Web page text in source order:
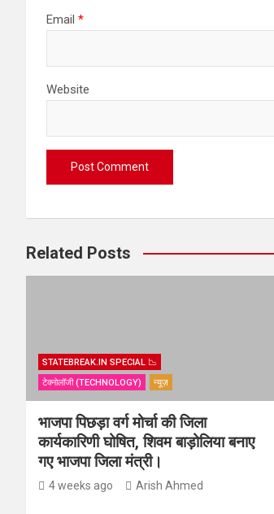
Email *
Website
Related Posts
STATEBREAK.IN SPECIAL 📉
टेक्नोलॉजी (TECHNOLOGY)
न्यूज़
भाजपा पिछड़ा वर्ग मोर्चा की जिला
कार्यकारिणी घोषित, शिवम बाड़ोलिया बनाए
गए भाजपा जिला मंत्री।
4 weeks ago Arish Ahmed